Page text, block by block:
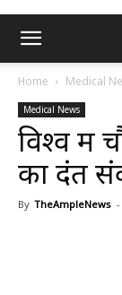
Home Medical
Medical News
विश्व में
का दंत
By TheAmpleNews -